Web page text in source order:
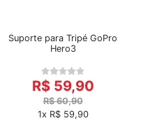
Suporte para Tripé GoPro
Hero3
R$ 59,90
R$ 60,90
1x R$ 59,90